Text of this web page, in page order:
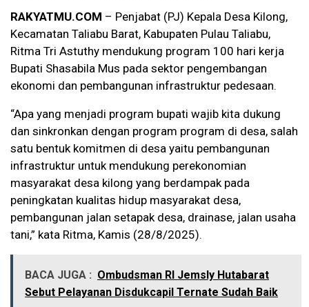
RAKYATMU.COM – Penjabat (PJ) Kepala Desa Kilong,
Kecamatan Taliabu Barat, Kabupaten Pulau Taliabu,
Ritma Tri Astuthy mendukung program 100 hari kerja
Bupati Shasabila Mus pada sektor pengembangan
ekonomi dan pembangunan infrastruktur pedesaan.
“Apa yang menjadi program bupati wajib kita dukung
dan sinkronkan dengan program program di desa, salah
satu bentuk komitmen di desa yaitu pembangunan
infrastruktur untuk mendukung perekonomian
masyarakat desa kilong yang berdampak pada
peningkatan kualitas hidup masyarakat desa,
pembangunan jalan setapak desa, drainase, jalan usaha
tani,” kata Ritma, Kamis (28/8/2025).
BACA JUGA : Ombudsman RI Jemsly Hutabarat
Sebut Pelayanan Disdukcapil Ternate Sudah Baik